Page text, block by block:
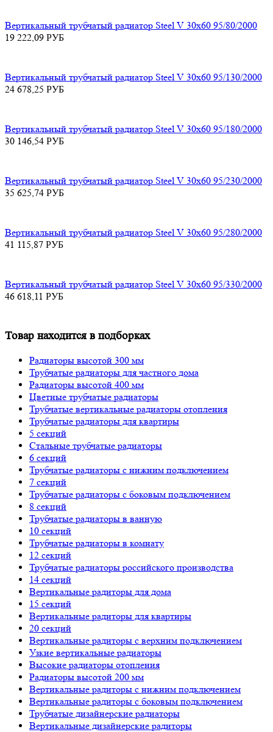
Вертикальный трубчатый радиатор Steel V 30х60 95/80/2000
19 222,09 РУБ
Вертикальный трубчатый радиатор Steel V 30х60 95/130/2000
24 678,25 РУБ
Вертикальный трубчатый радиатор Steel V 30х60 95/180/2000
30 146,54 РУБ
Вертикальный трубчатый радиатор Steel V 30х60 95/230/2000
35 625,74 РУБ
Вертикальный трубчатый радиатор Steel V 30х60 95/280/2000
41 115,87 РУБ
Вертикальный трубчатый радиатор Steel V 30х60 95/330/2000
46 618,11 РУБ
Товар находится в подборках
Радиаторы высотой 300 мм
Трубчатые радиаторы для частного дома
Радиаторы высотой 400 мм
Цветные трубчатые радиаторы
Трубчатые вертикальные радиаторы отопления
Трубчатые радиаторы для квартиры
5 секций
Стальные трубчатые радиаторы
6 секций
Трубчатые радиаторы с нижним подключением
7 секций
Трубчатые радиаторы с боковым подключением
8 секций
Трубчатые радиаторы в ванную
10 секций
Трубчатые радиаторы в комнату
12 секций
Трубчатые радиаторы российского производства
14 секций
Вертикальные радиторы для дома
15 секций
Вертикальные радиторы для квартиры
20 секций
Вертикальные радиторы с верхним подключением
Узкие вертикальные радиаторы
Высокие радиаторы отопления
Радиаторы высотой 200 мм
Вертикальные радиторы с нижним подключением
Вертикальные радиторы с боковым подключением
Трубчатые дизайнерские радиаторы
Вертикальные дизайнерские радиторы